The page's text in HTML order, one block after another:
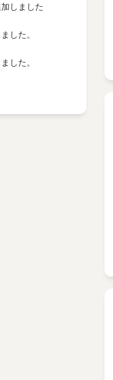
しました
した。
した。